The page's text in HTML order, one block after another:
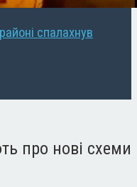
спалахнув
про нові схеми